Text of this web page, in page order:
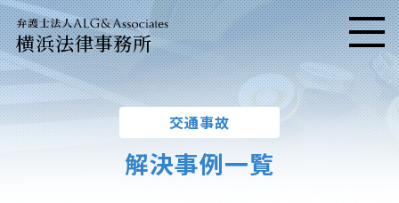
横浜法律事務所 メニ
交通事故
解決事例一覧